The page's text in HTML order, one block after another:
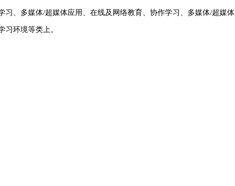
习、多媒体/超媒体应用、在线及网络教育、协作学习、多媒体/超媒体
习环境等类上。